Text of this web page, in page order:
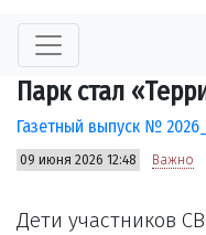
Парк стал
Газетный выпуск №
09 июня 2026 12:48 Важно
Дети участников